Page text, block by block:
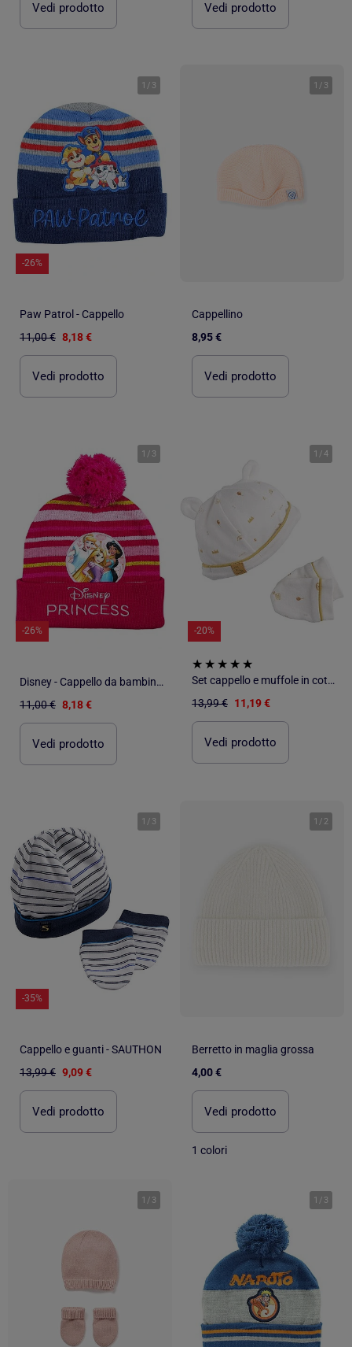
Vedi prodotto Vedi prodotto
1 / 3
-26%
Paw Patrol - Cappello
11,00 € 8,18 €
Vedi prodotto
1 / 3
Cappellino
8,95 €
Vedi prodotto
1 / 3
-26%
Disney - Cappello da bambina delle
11,00 € 8,18 €
Vedi prodotto
1 /4
-20%
Set cappello e muffole in cotone per - SAUTHON
13,99 € 11,19 €
Vedi prodotto
1 / 3
-35%
Cappello e guanti - SAUTHON
13,99 € 9,09 €
Vedi prodotto
1 / 2
Berretto in maglia grossa
4,00 €
Vedi prodotto
1 colori
1 / 3 1 / 3